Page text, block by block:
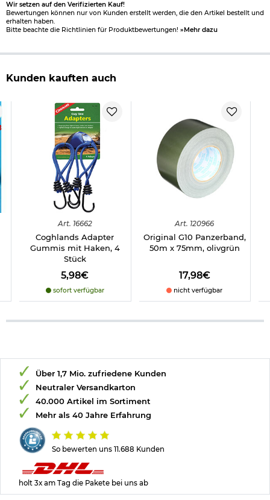
Wir setzen auf den Verifizierten Kauf!
Bewertungen können nur von Kunden erstellt werden, die den Artikel bestellt und
erhalten haben.
Bitte beachte die Richtlinien für Produktbewertungen! »Mehr dazu
Kunden kauften auch
Art. 16662
Coghlands Adapter
Gummis mit Haken, 4
Stück
5,98€
sofort verfügbar
Art. 120966
Original G10 Panzerband,
50m x 75mm, olivgrün
17,98€
nicht verfügbar
So bewerten uns 11.688 Kunden
Über 1,7 Mio. zufriedene Kunden
Neutraler Versandkarton
40.000 Artikel im Sortiment
Mehr als 40 Jahre Erfahrung
holt 3x am Tag die Pakete bei uns ab